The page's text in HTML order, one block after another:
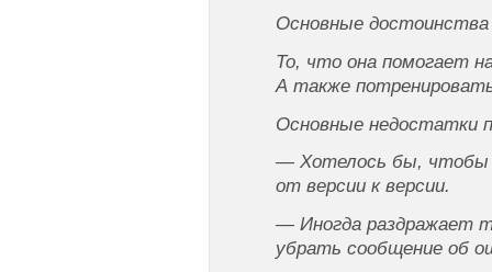
Основные
То, что она помогает
А также
Основные недостатки
— Хотелось бы, чтобы
от версии к версии.
— Иногда раздражает
убрать сообщение об